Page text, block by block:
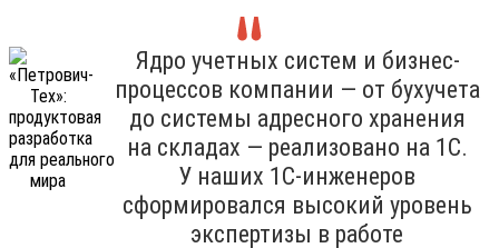
Ядро учетных систем и бизнес-
процессов компании — от бухучета
до системы адресного хранения
на складах — реализовано на 1С.
У наших 1С-инженеров
сформировался высокий уровень
экспертизы в работе